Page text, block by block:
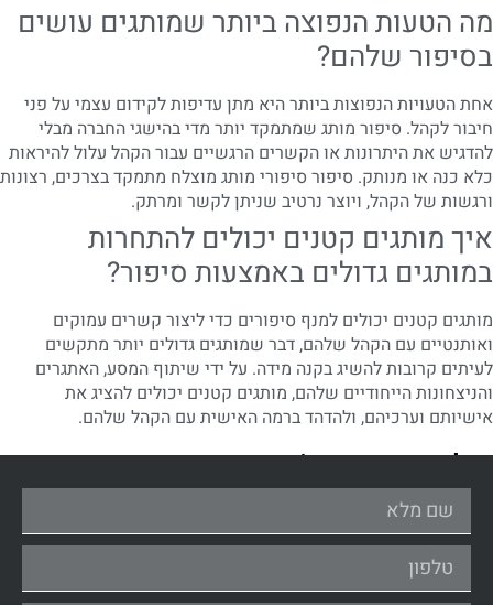
מה הטעות הנפוצה ביותר שמותגים עושים
בסיפור שלהם?
אחת הטעויות הנפוצות ביותר היא מתן עדיפות לקידום עצמי על פני
חיבור לקהל. סיפור מותג שמתמקד יותר מדי בהישגי החברה מבלי
להדגיש את היתרונות או הקשרים הרגשיים עבור הקהל עלול להיראות
כלא כנה או מנותק. סיפור סיפורי מותג מוצלח מתמקד בצרכים, רצונות
ורגשות של הקהל, ויוצר נרטיב שניתן לקשר ומרתק.
איך מותגים קטנים יכולים להתחרות
במותגים גדולים באמצעות סיפור?
מותגים קטנים יכולים למנף סיפורים כדי ליצור קשרים עמוקים
ואותנטיים עם הקהל שלהם, דבר שמותגים גדולים יותר מתקשים
לעיתים קרובות להשיג בקנה מידה. על ידי שיתוף המסע, האתגרים
והניצחונות הייחודיים שלהם, מותגים קטנים יכולים להציג את
אישיותם וערכיהם, ולהדהד ברמה האישית עם הקהל שלהם.
אולי יעניין אתכם/ן גם....